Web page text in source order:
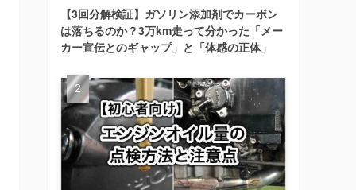
【3回分解検証】ガソリン添加剤でカーボン
は落ちるのか？3万km走って分かった「メー
カー宣伝とのギャップ」と「体感の正体」